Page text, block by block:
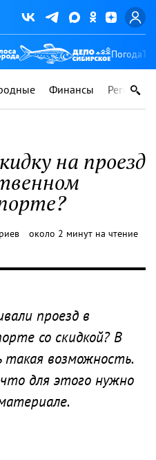
Погода
Финансы Регионы
на проезд
около 2 минут на чтение
проезд в
со скидкой? В
возможность.
для этого нужно